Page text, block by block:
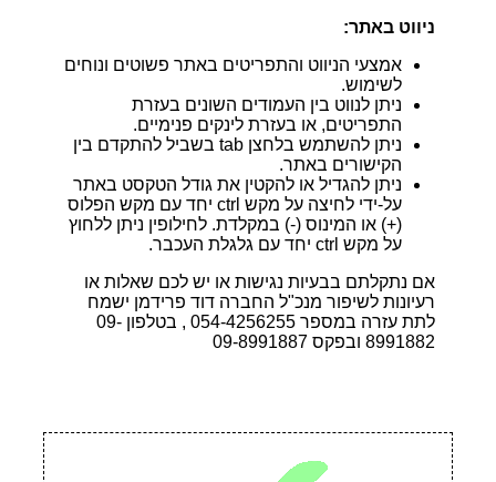
ניווט באתר:
אמצעי הניווט והתפריטים באתר פשוטים ונוחים
לשימוש.
ניתן לנווט בין העמודים השונים בעזרת
התפריטים, או בעזרת לינקים פנימיים.
ניתן להשתמש בלחצן tabבשביל להתקדם בין
הקישורים באתר.
ניתן להגדיל או להקטין את גודל הטקסט באתר
על-ידי לחיצה על מקש ctrlיחד עם מקש הפלוס
(
+) או המינוס (-) במקלדת. לחילופין ניתן ללחוץ
על מקש ctrlיחד עם גלגלת העכבר.
אם נתקלתם בבעיות נגישות או יש לכם שאלות או
רעיונות לשיפור מנכ"ל החברה דוד פרידמן ישמח
לתת עזרה במספר 054-4256255 , בטלפון 09-
8991882 ובפקס 09-8991887